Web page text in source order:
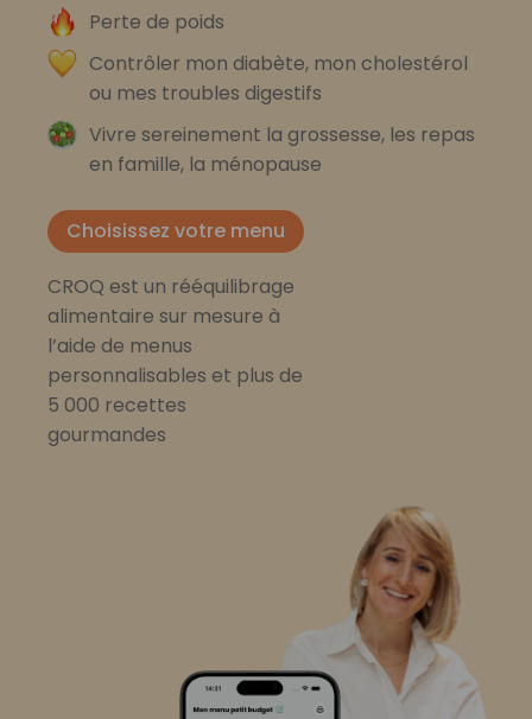
Perte de poids
Contrôler mon diabète, mon cholestérol
ou mes troubles digestifs
Vivre sereinement la grossesse, les repas
en famille, la ménopause
Choisissez votre menu
CROQ est un rééquilibrage
alimentaire sur mesure à
l’aide de menus
personnalisables et plus de
5 000 recettes
gourmandes